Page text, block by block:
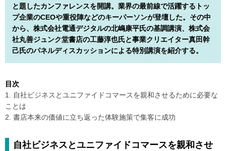
と題したカンファレンスを開講。業界の最前線で活躍するトッ
プ企業のCEOや重役陣などのキーパーソンが登壇した。その中
から、株式会社電通デジタルの北嶋康平氏の基調講演、株式会
社丸善ジュンク堂書店の工藤淳也氏と事業クリエイター真⽥幹
⼰氏のパネルディスカッションによる特別講演を紹介する。
目次
1. 自社ビジネスとユニファイドコマースを親和させるために必要な
ことは
2. 書店本来の価値に立ち返った体験施策で集客に成功
自社ビジネスとユニファイドコマースを親和させ